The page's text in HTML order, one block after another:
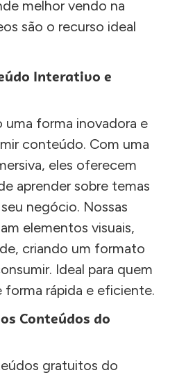
melhor vendo na
são o recurso ideal
Interativo e
uma forma inovadora e
conteúdo. Com uma
eles oferecem
aprender sobre temas
negócio. Nossas
elementos visuais,
criando um formato
Ideal para quem
forma rápida e eficiente.
Conteúdos do
gratuitos do